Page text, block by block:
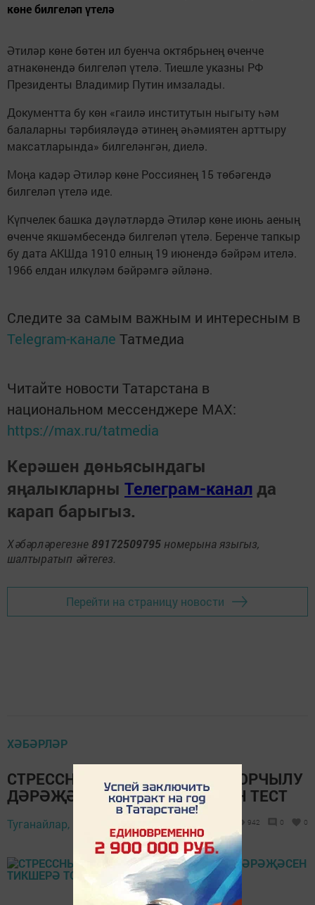
көне билгеләп үтелә
Әтиләр көне бөтен ил буенча октябрьнең өченче
атнакөнендә билгеләп үтелә. Тиешле указны РФ
Президенты Владимир Путин имзалады.
Документта бу көн «гаилә институтын ныгыту һәм
балаларны тәрбияләүдә әтинең әһәмиятен арттыру
максатларында» билгеләнгән, диелә.
Моңа кадәр Әтиләр көне Россиянең 15 төбәгендә
билгеләп үтелә иде.
Күпчелек башка дәүләтләрдә Әтиләр көне июнь аеның
өченче якшәмбесендә билгеләп үтелә. Беренче тапкыр
бу дата АКШда 1910 елның 19 июнендә бәйрәм ителә.
1966 елдан илкүләм бәйрәмгә әйләнә.
Следите за самым важным и интересным в
Telegram-канале Татмедиа
Читайте новости Татарстана в
национальном мессенджере MАХ:
https://max.ru/tatmedia
Керәшен дөньясындагы
яңалыкларны Телеграм-канал да
карап барыгыз.
Хәбәрләрегезне 89172509795 номерына языгыз,
шалтыратып әйтегез.
Перейти на страницу новости
ХӘБӘРЛӘР
СТРЕССНЫ НИЧЕК ТАНЫРГА? БОРЧЫЛУ
ДӘРӘҖӘСЕН ТИКШЕРӘ ТОРГАН ТЕСТ
Туганайлар, 942 0 0